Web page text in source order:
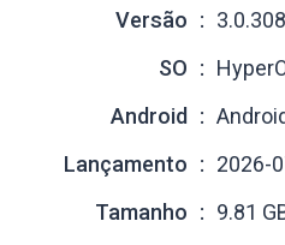
Versão
SO
Android
Lançamento
2026-
Tamanho
9.81